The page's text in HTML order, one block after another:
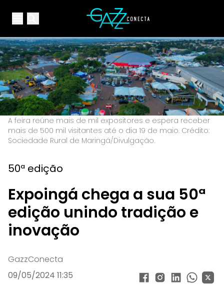
Open main menuYour Company
A feira reúne mais de mil expositores e espera receber
mais de 500 mil visitantes até o dia 19 de maio. Crédito:
Sociedade Rural de Maringá/Divulgação.
50ª edição
Expoingá chega a sua 50ª
edição unindo tradição e
inovação
GazzConecta
09/05/2024 11:35